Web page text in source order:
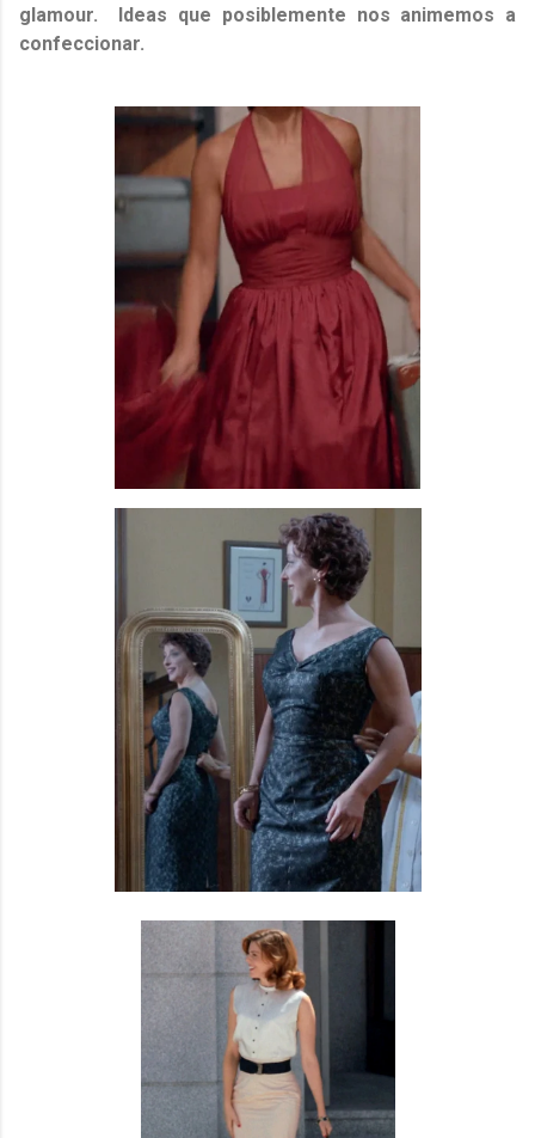
glamour. Ideas que posiblemente nos animemos a
confeccionar.